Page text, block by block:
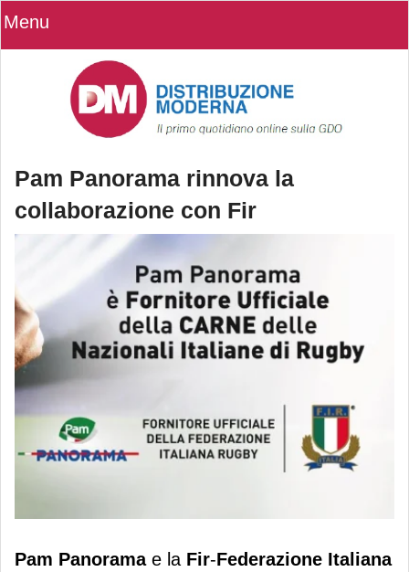
Menu
Pam Panorama rinnova la
collaborazione con Fir
Pam Panorama rinnova la
Pam Panoramae la Fir-Federazione Italiana